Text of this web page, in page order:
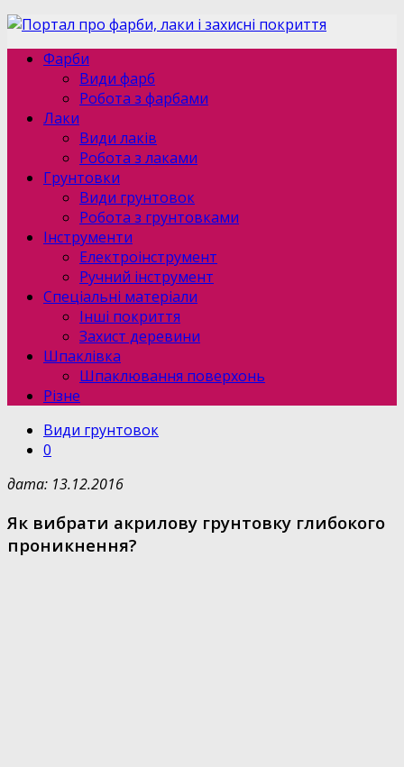
Фарби
Види фарб
Робота з фарбами
Лаки
Види лаків
Робота з лаками
Грунтовки
Види грунтовок
Робота з грунтовками
Інструменти
Електроінструмент
Ручний інструмент
Спеціальні матеріали
Інші покриття
Захист деревини
Шпаклівка
Шпаклювання поверхонь
Різне
Види грунтовок
0
дата: 13.12.2016
Як вибрати акрилову грунтовку глибокого
проникнення?